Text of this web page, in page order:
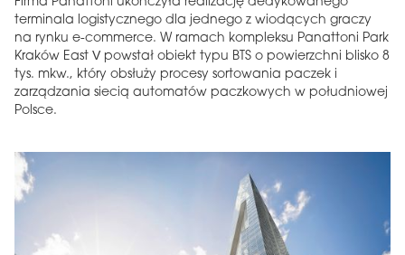
terminala logistycznego dla jednego z wiodących graczy
na rynku e-commerce. W ramach kompleksu Panattoni Park
Kraków East V powstał obiekt typu BTS o powierzchni blisko 8
tys. mkw., który obsłuży procesy sortowania paczek i
zarządzania siecią automatów paczkowych w południowej
Polsce.